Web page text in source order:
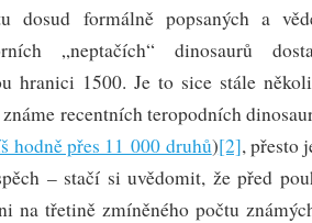
dosud formálně popsaných a
„neptačích“ dinosaurů
hranici 1500. Je to sice stále
recentních teropodních
hodně přes 11 000 druhů)[2], přesto
– stačí si uvědomit, že před
na třetině zmíněného počtu